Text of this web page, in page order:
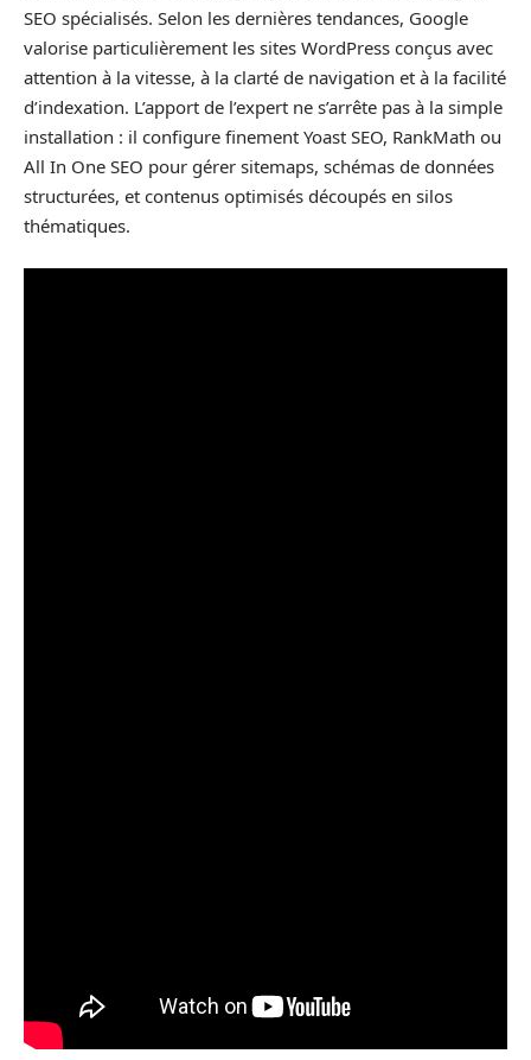
SEO spécialisés. Selon les dernières tendances, Google
valorise particulièrement les sites WordPress conçus avec
attention à la vitesse, à la clarté de navigation et à la facilité
d’indexation. L’apport de l’expert ne s’arrête pas à la simple
installation : il configure finement Yoast SEO, RankMath ou
All In One SEO pour gérer sitemaps, schémas de données
structurées, et contenus optimisés découpés en silos
thématiques.